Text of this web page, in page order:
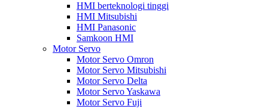
HMI berteknologi tinggi
HMI Mitsubishi
HMI Panasonic
Samkoon HMI
Motor Servo
Motor Servo Omron
Motor Servo Mitsubishi
Motor Servo Delta
Motor Servo Yaskawa
Motor Servo Fuji